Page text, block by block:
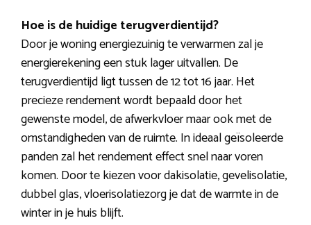
Hoe is de huidige terugverdientijd?
Door je woning energiezuinig te verwarmen zal je
energierekening een stuk lager uitvallen. De
terugverdientijd ligt tussen de 12 tot 16 jaar. Het
precieze rendement wordt bepaald door het
gewenste model, de afwerkvloer maar ook met de
omstandigheden van de ruimte. In ideaal geïsoleerde
panden zal het rendement effect snel naar voren
komen. Door te kiezen voor dakisolatie, gevelisolatie,
dubbel glas, vloerisolatiezorg je dat de warmte in de
winter in je huis blijft.